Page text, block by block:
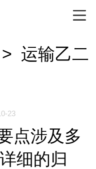
> 运输乙二
23
点涉及多
细的归